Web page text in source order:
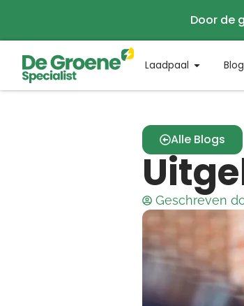
Door de
Laadpaal
Alle Blogs
Geschreven